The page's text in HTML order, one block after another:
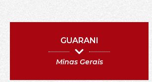
GUARANI
Minas Gerais